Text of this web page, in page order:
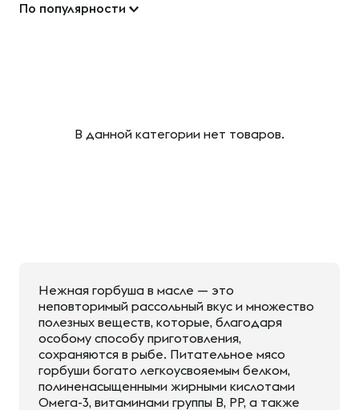
По популярности
В данной категории нет товаров.
Нежная горбуша в масле — это
неповторимый рассольный вкус и множество
полезных веществ, которые, благодаря
особому способу приготовления,
сохраняются в рыбе. Питательное мясо
горбуши богато легкоусвояемым белком,
полиненасыщенными жирными кислотами
Омега-3, витаминами группы В, РР, а также